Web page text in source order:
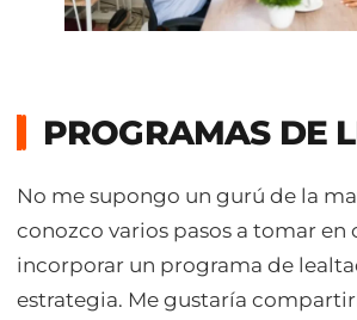
PROGRAMAS DE
No me supongo un gurú de la
conozco varios pasos a tomar en
incorporar un programa de
estrategia. Me gustaría